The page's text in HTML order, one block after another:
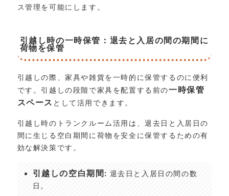
ス管理を可能にします。
引越し時の一時保管：退去と入居の間の期間に
荷物を保管
引越しの際、家具や雑貨を一時的に保管するのに便利
です。引越しの段階で家具を配置する前の一時保管
スペース として活用できます。
引越し時のトランクルーム活用は、退去日と入居日の
間に生じる空白期間に荷物を安全に保管するための有
効な解決策です。
引越しの空白期間: 退去日と入居日の間の数
日。